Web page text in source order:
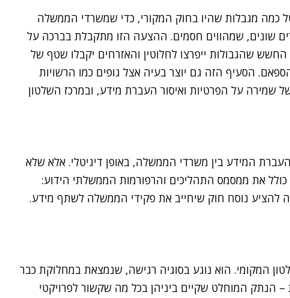
מגבלות שהיו בחוק המקורי, כדי שמשרדי הממשלה
שונים, שמהווים חסמים. ההצעה הזו מתקבלת בברכה על
שהגבולות ייפרצו לחלוטין והאזרחים יקבלו שטף של
הסעיף הזה גם יוצר בעיה אצל גופים כמו הרשויות
שמירה על הפרטיות ואיסור העברת מידע, ובמרכז השלטון
המידע בין משרדי הממשלה, באופן דיגיטלי. אלא שלא
את ממסמס התהליכים והרפורמות הממשלתי הידוע:
להציע נוסח חוק שיחייב את פקידי הממשלה לשתף מידע.
המקומי. הוא נוגע בסוגיה רגישה, שנמצאת במחלוקת כבר
– הנתק המוחלט שקיים ביניהן בכל מה שקשור לפרויקטי